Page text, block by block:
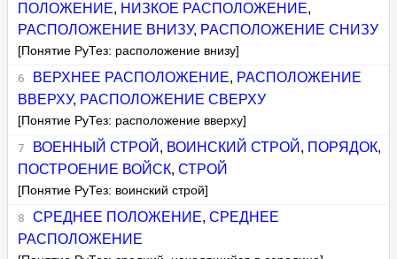
ПОЛОЖЕНИЕ, НИЗКОЕ РАСПОЛОЖЕНИЕ,
РАСПОЛОЖЕНИЕ ВНИЗУ, РАСПОЛОЖЕНИЕ СНИЗУ
[Понятие РуТез: расположение внизу]
ВЕРХНЕЕ РАСПОЛОЖЕНИЕ, РАСПОЛОЖЕНИЕ
ВВЕРХУ, РАСПОЛОЖЕНИЕ СВЕРХУ
[Понятие РуТез: расположение вверху]
ВОЕННЫЙ СТРОЙ , ВОИНСКИЙ СТРОЙ , ПОРЯДОК,
ПОСТРОЕНИЕ ВОЙСК,СТРОЙ
[Понятие РуТез: воинский строй]
СРЕДНЕЕ ПОЛОЖЕНИЕ, СРЕДНЕЕ
РАСПОЛОЖЕНИЕ